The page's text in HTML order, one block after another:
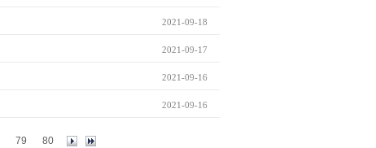
2021-09-18
2021-09-17
2021-09-16
2021-09-16
79 80